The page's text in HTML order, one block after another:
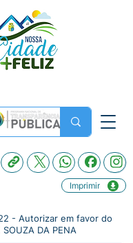
Imprimir
- Autorizar em favor do
DA PENA